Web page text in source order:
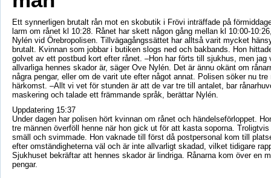
Ett synnerligen brutalt rån mot en skobutik i Frövi inträffade på
larm om rånet kl 10:28. Rånet har skett någon gång mellan kl 10:00-
Nylén vid Örebropolisen. Tillvägagångssättet har alltså varit mycket
brutalt. Kvinnan som jobbar i butiken slogs ned och bakbands. Hon
golvet av ett postbud kort efter rånet. –Hon har förts till sjukhus, men jag
allvarliga hennes skador är, säger Ove Nylén. Det är ännu okänt om
några pengar, eller om de varit ute efter något annat. Polisen söker nu
härkomst. –Allt vi vet för stunden är att de var tre till antalet, bar
maskering och talade ett främmande språk, berättar Nylén.
Uppdatering 15:37
Under dagen har polisen hört kvinnan om rånet och händelseförloppet.
tre männen överföll henne när hon gick ut för att kasta soporna.
smäll och svimmade. Hon vaknade till först då postpersonal kom till
efter omständigheterna väl och är inte allvarligt skadad, vilket tidigare
Sjukhuset bekräftar att hennes skador är lindriga. Rånarna kom över en
pengar.